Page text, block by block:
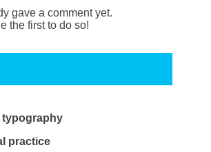
gave a comment yet.
the first to do so!
typography
practice